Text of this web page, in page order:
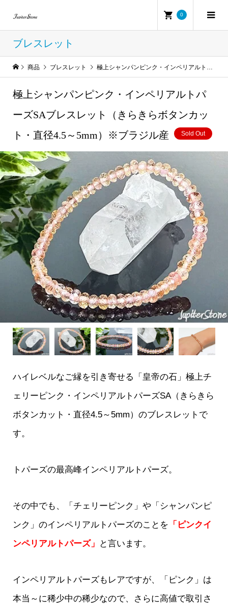
0
ブレスレット
商品 ブレスレット 極上シャンパンピンク・インペリアルトパーズSAブレスレット（きらきらボタンカット・直径4.5～5mm）※ブラジル産
極上シャンパンピンク・インペリアルトパ
ーズSAブレスレット（きらきらボタンカッ
ト・直径4.5～5mm）※ブラジル産
Sold Out
ハイレベルなご縁を引き寄せる「皇帝の石」極上チ
ェリーピンク・インペリアルトパーズSA（きらきら
ボタンカット・直径4.5～5mm）のブレスレットで
す。
トパーズの最高峰インペリアルトパーズ。
その中でも、「チェリーピンク」や「シャンパンピ
ンク」のインペリアルトパーズのことを 「ピンクイ
ンペリアルトパーズ」
と言います。
インペリアルトパーズもレアですが、「ピンク」は
本当～に稀少中の稀少なので、さらに高値で取引さ